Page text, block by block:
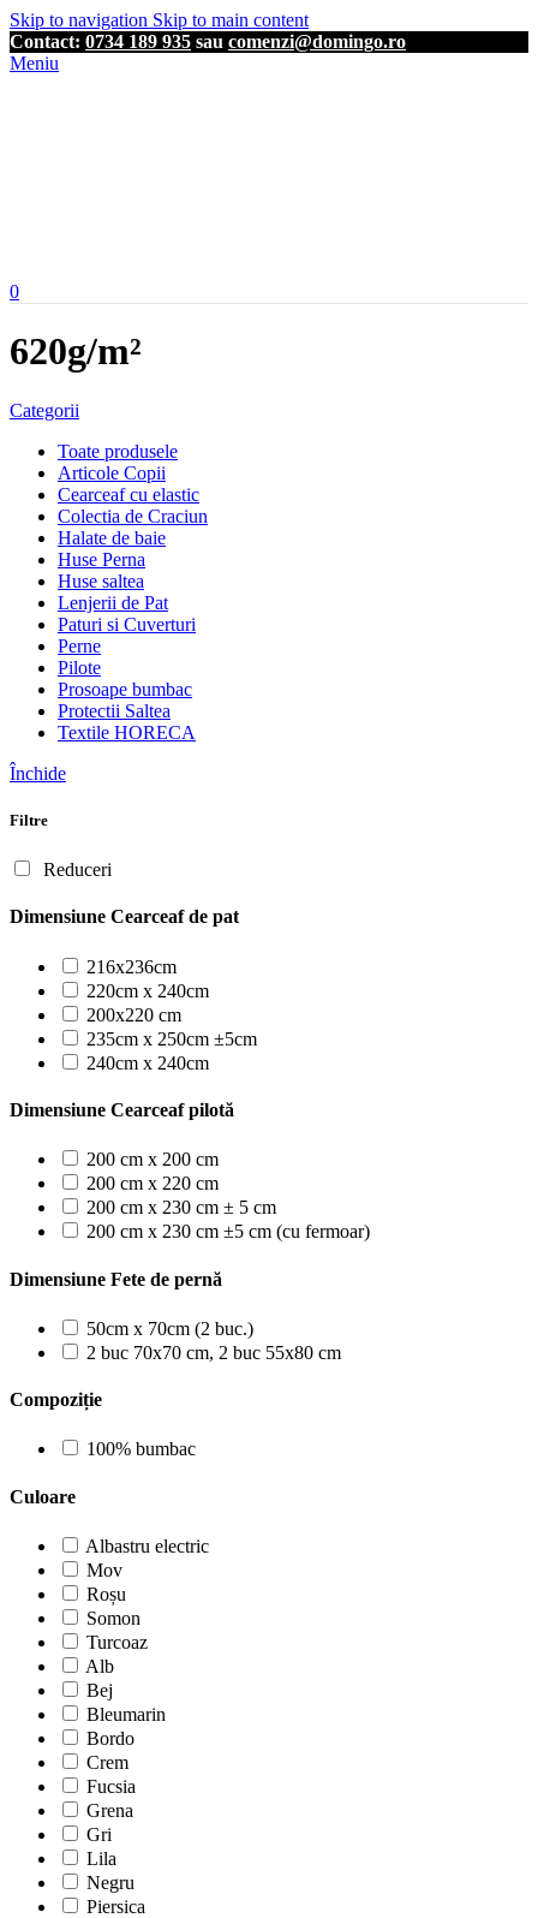
Skip to navigation Skip to main content
Contact: 0734 189 935 sau comenzi@domingo.ro
Meniu
0
620g/m²
Categorii
Toate produsele
Articole Copii
Cearceaf cu elastic
Colectia de Craciun
Halate de baie
Huse Perna
Huse saltea
Lenjerii de Pat
Paturi si Cuverturi
Perne
Pilote
Prosoape bumbac
Protectii Saltea
Textile HORECA
Închide
Filtre
Reduceri
Dimensiune Cearceaf de pat
216x236cm
220cm x 240cm
200x220 cm
235cm x 250cm ±5cm
240cm x 240cm
Dimensiune Cearceaf pilotă
200 cm x 200 cm
200 cm x 220 cm
200 cm x 230 cm ± 5 cm
200 cm x 230 cm ±5 cm (cu fermoar)
Dimensiune Fete de pernă
50cm x 70cm (2 buc.)
2 buc 70x70 cm, 2 buc 55x80 cm
Compoziție
100% bumbac
Culoare
Albastru electric
Mov
Roșu
Somon
Turcoaz
Alb
Bej
Bleumarin
Bordo
Crem
Fucsia
Grena
Gri
Lila
Negru
Piersica